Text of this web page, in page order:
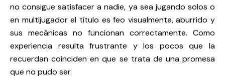
no consigue satisfacer a nadie, ya sea jugando solos o
en multijugador el título es feo visualmente, aburrido y
sus mecánicas no funcionan correctamente. Como
experiencia resulta frustrante y los pocos que la
recuerdan coinciden en que se trata de una promesa
que no pudo ser.